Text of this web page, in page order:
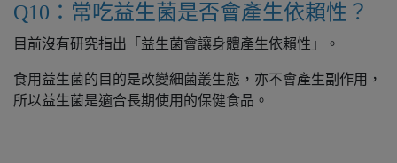
Q10：常吃益生菌是否會產生依賴性？
目前沒有研究指出「益生菌會讓身體產生依賴性」。
食用益生菌的目的是改變細菌叢生態，亦不會產生副作用，
所以益生菌是適合長期使用的保健食品。